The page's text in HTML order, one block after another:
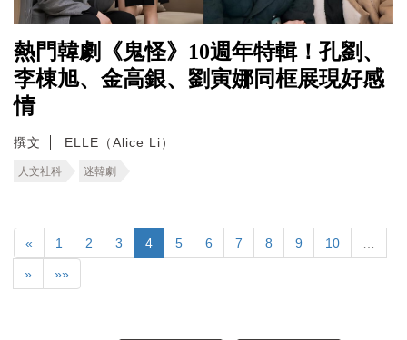
熱門韓劇《鬼怪》10週年特輯！孔劉、
李棟旭、金高銀、劉寅娜同框展現好感
情
撰文 ELLE（Alice Li）
人文社科 迷韓劇
« 1 2 3 4 5 6 7 8 9 10
» »»